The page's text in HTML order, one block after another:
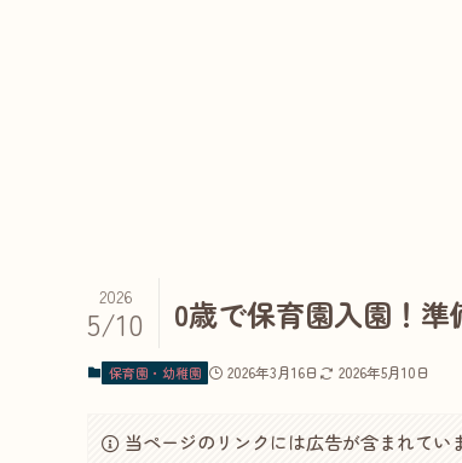
0歳で保育園入園！
2026
5/10
保育園・幼稚園 2026年3月16日 2026年5月10日
当ページのリンクには広告が含まれてい